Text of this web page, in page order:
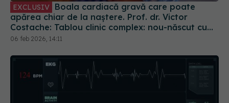
EXCLUSIV
apărea chiar de la naștere. Prof. dr. Victor
Costache: Tablou clinic complex: nou-născut cu
stenoză aortică
06 feb 2026, 14:11